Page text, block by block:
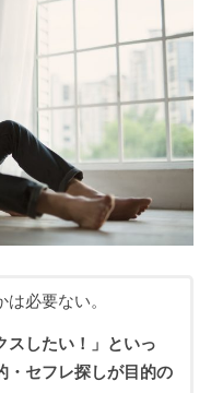
必要ない。
スしたい！」といっ
・セフレ探しが目的の